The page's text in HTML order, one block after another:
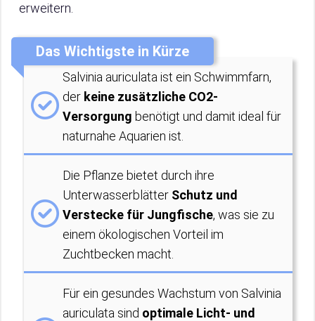
erweitern.
Das Wichtigste in Kürze
Salvinia auriculata ist ein Schwimmfarn,
der keine zusätzliche CO2-
Versorgung benötigt und damit ideal für
naturnahe Aquarien ist.
Die Pflanze bietet durch ihre
Unterwasserblätter Schutz und
Verstecke für Jungfische, was sie zu
einem ökologischen Vorteil im
Zuchtbecken macht.
Für ein gesundes Wachstum von Salvinia
auriculata sind optimale Licht- und